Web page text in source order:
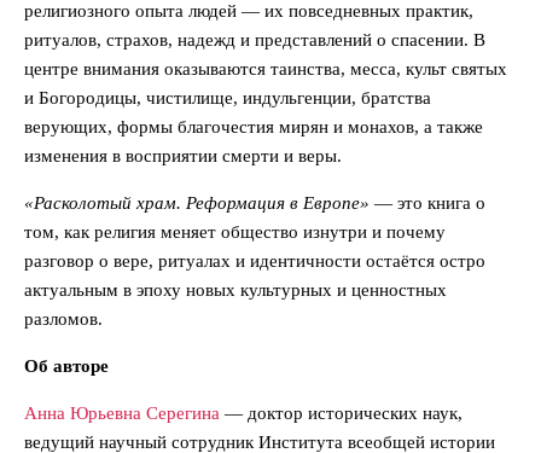
религиозного опыта людей — их повседневных практик,
ритуалов, страхов, надежд и представлений о спасении. В
центре внимания оказываются таинства, месса, культ святых
и Богородицы, чистилище, индульгенции, братства
верующих, формы благочестия мирян и монахов, а также
изменения в восприятии смерти и веры.
«Расколотый храм. Реформация в Европе» — это книга о
том, как религия меняет общество изнутри и почему
разговор о вере, ритуалах и идентичности остаётся остро
актуальным в эпоху новых культурных и ценностных
разломов.
Об авторе
Анна Юрьевна Серегина — доктор исторических наук,
ведущий научный сотрудник Института всеобщей истории